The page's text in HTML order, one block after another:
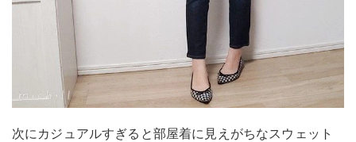
次にカジュアルすぎると部屋着に見えがちなスウェット